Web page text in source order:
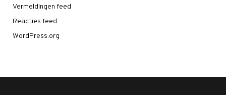
Vermeldingen feed
Reacties feed
WordPress.org